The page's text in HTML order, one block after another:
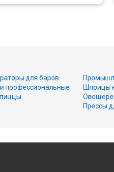
для баров
профессиональные
Шприцы
Прессы